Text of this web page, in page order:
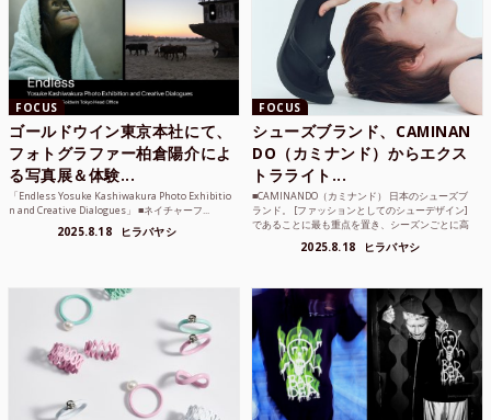
FOCUS
ゴールドウイン東京本社にて、
フォトグラファー柏倉陽介によ
る写真展＆体験...
「Endless Yosuke Kashiwakura Photo Exhibitio
n and Creative Dialogues」 ■ネイチャーフ...
2025.8.18 ヒラバヤシ
FOCUS
シューズブランド、CAMINAN
DO（カミナンド）からエクス
トラライト...
■CAMINANDO（カミナンド） 日本のシューズブ
ランド。 [ファッションとしてのシューデザイン]
であることに最も重点を置き、シーズンごとに高
2025.8.18 ヒラバヤシ